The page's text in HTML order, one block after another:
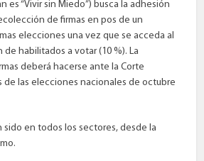
es “Vivir sin Miedo”) busca la adhesión
de firmas en pos de un
elecciones una vez que se acceda al
habilitados a votar (10 %). La
deberá hacerse ante la Corte
de las elecciones nacionales de octubre
sido en todos los sectores, desde la